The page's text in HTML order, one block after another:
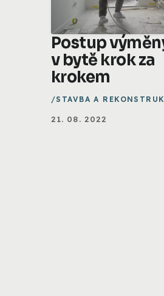
Postup
v bytě krok za
krokem
STAVBA A
21. 08. 2022